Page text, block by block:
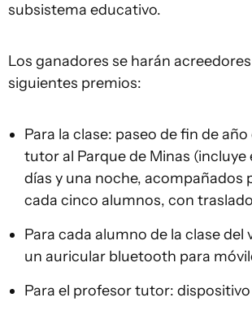
subsistema educativo.
Los ganadores se harán
siguientes premios:
Para la clase: paseo de fin de
tutor al Parque de Minas (incluye
días y una noche, acompañados
cada cinco alumnos, con
Para cada alumno de la clase del
un auricular bluetooth para
Para el profesor tutor: dispositivo